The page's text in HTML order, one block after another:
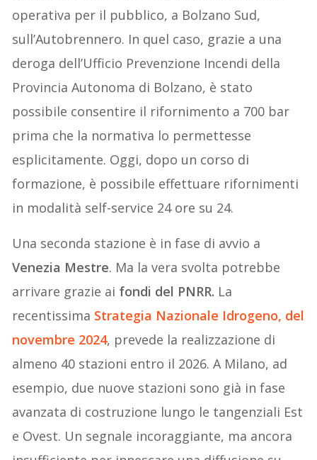
operativa per il pubblico, a Bolzano Sud,
sull’Autobrennero. In quel caso, grazie a una
deroga dell’Ufficio Prevenzione Incendi della
Provincia Autonoma di Bolzano, è stato
possibile consentire il rifornimento a 700 bar
prima che la normativa lo permettesse
esplicitamente. Oggi, dopo un corso di
formazione, è possibile effettuare rifornimenti
in modalità self-service 24 ore su 24.
Una seconda stazione è in fase di avvio a
Venezia Mestre. Ma la vera svolta potrebbe
arrivare grazie ai fondi del PNRR. La
recentissima Strategia Nazionale Idrogeno, del
novembre 2024, prevede la realizzazione di
almeno 40 stazioni entro il 2026. A Milano, ad
esempio, due nuove stazioni sono già in fase
avanzata di costruzione lungo le tangenziali Est
e Ovest. Un segnale incoraggiante, ma ancora